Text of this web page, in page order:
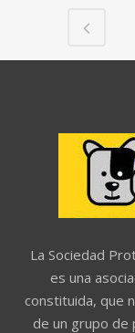
La Sociedad
es una
constituida, que
de un grupo de